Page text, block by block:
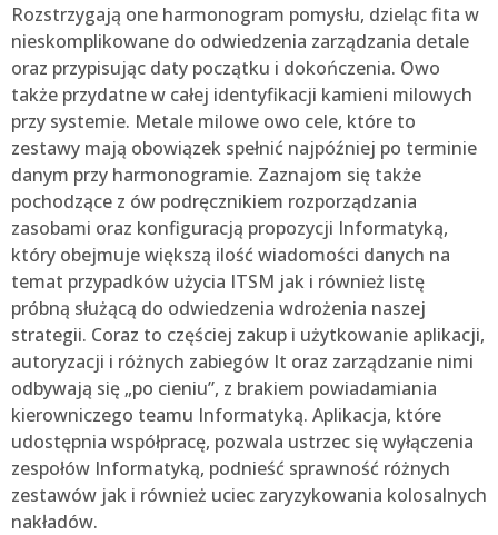
Rozstrzygają one harmonogram pomysłu, dzieląc fita w
nieskomplikowane do odwiedzenia zarządzania detale
oraz przypisując daty początku i dokończenia. Owo
także przydatne w całej identyfikacji kamieni milowych
przy systemie. Metale milowe owo cele, które to
zestawy mają obowiązek spełnić najpóźniej po terminie
danym przy harmonogramie. Zaznajom się także
pochodzące z ów podręcznikiem rozporządzania
zasobami oraz konfiguracją propozycji Informatyką,
który obejmuje większą ilość wiadomości danych na
temat przypadków użycia ITSM jak i również listę
próbną służącą do odwiedzenia wdrożenia naszej
strategii. Coraz to częściej zakup i użytkowanie aplikacji,
autoryzacji i różnych zabiegów It oraz zarządzanie nimi
odbywają się „po cieniu”, z brakiem powiadamiania
kierowniczego teamu Informatyką. Aplikacja, które
udostępnia współpracę, pozwala ustrzec się wyłączenia
zespołów Informatyką, podnieść sprawność różnych
zestawów jak i również uciec zaryzykowania kolosalnych
nakładów.